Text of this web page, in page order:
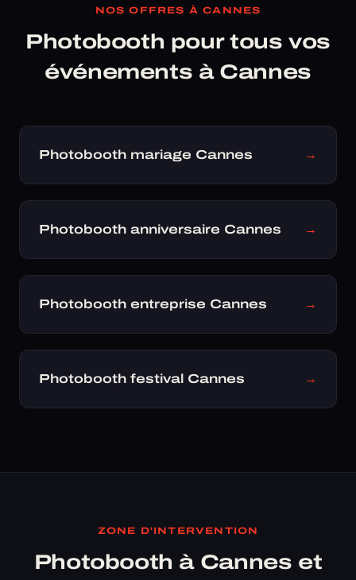
NOS OFFRES À CANNES
Photobooth pour tous vos
événements à Cannes
Photobooth mariage Cannes →
Photobooth anniversaire Cannes →
Photobooth entreprise Cannes →
Photobooth festival Cannes →
ZONE D'INTERVENTION
Photobooth à Cannes et